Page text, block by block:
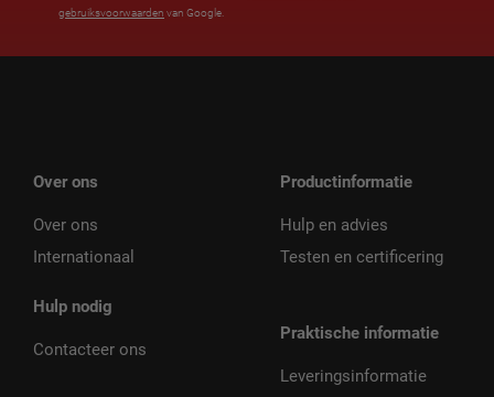
gebruiksvoorwaarden van Google.
Over ons
Over ons
Internationaal
Hulp nodig
Contacteer ons
Productinformatie
Hulp en advies
Testen en certificering
Praktische informatie
Leveringsinformatie